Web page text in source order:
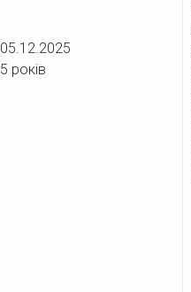
05.12.2025
5 років